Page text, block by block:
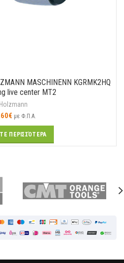
MASCHINENN KGRMK2HQ
live center MT2
Holzmann
€ με Φ.Π.Α.
ΠΕΡΙΣΣΌΤΕΡΑ